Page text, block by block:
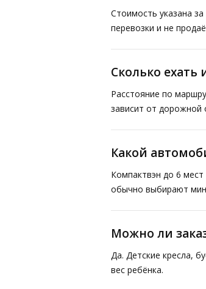
Стоимость указана
перевозки и не
Сколько ехать
Расстояние по
зависит от дорожной
Какой
Компактвэн до 6
обычно выбирают
Можно ли
Да. Детские кресла,
вес ребёнка.